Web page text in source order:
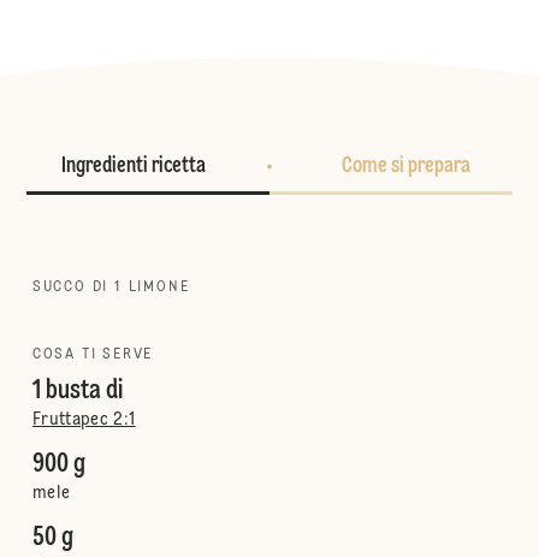
Ingredienti ricetta Come si prepara
SUCCO DI 1 LIMONE
COSA TI SERVE
1 busta di
Fruttapec 2:1
900 g
mele
50 g